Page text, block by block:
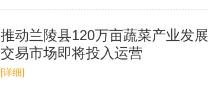
推动兰陵县120万亩蔬菜产业发
交易市场即将投入运营
[详细]